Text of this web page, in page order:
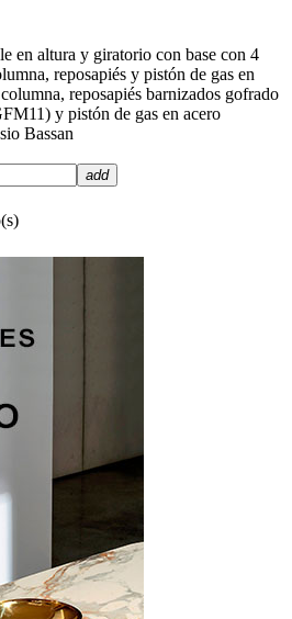
en altura y giratorio con base con 4
reposapiés y pistón de gas en
reposapiés barnizados gofrado
y pistón de gas en acero
Bassan
add